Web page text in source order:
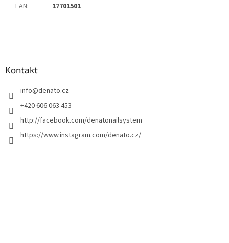
EAN: 17701501
Kontakt
info@denato.cz
+420 606 063 453
http://facebook.com/denatonailsystem
https://www.instagram.com/denato.cz/